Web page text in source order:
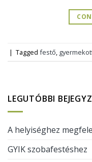
| Tagged festő,
LEGUTÓBBI
A helyiséghez
GYIK szobafestéshez